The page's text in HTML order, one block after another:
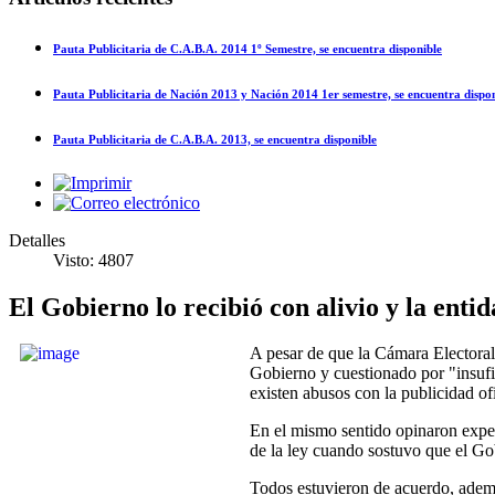
Pauta Publicitaria de C.A.B.A. 2014 1º Semestre, se encuentra disponible
Pauta Publicitaria de Nación 2013 y Nación 2014 1er semestre, se encuentra
Pauta Publicitaria de C.A.B.A. 2013, se encuentra disponible
Detalles
Visto: 4807
El Gobierno lo recibió con alivio y la
A pesar de que la Cámara
Gobierno y cuestionado por
existen abusos con la publicidad
En el mismo sentido opinaron
de la ley cuando sostuvo que el
Todos estuvieron de acuerdo,